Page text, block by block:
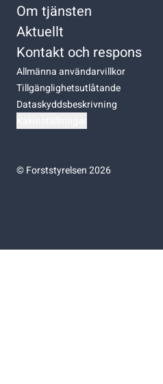
Om tjänsten
Aktuellt
Kontakt och respons
Allmänna användarvillkor
Tillgänglighetsutlåtande
Dataskyddsbeskrivning
©Forststyrelsen 2026